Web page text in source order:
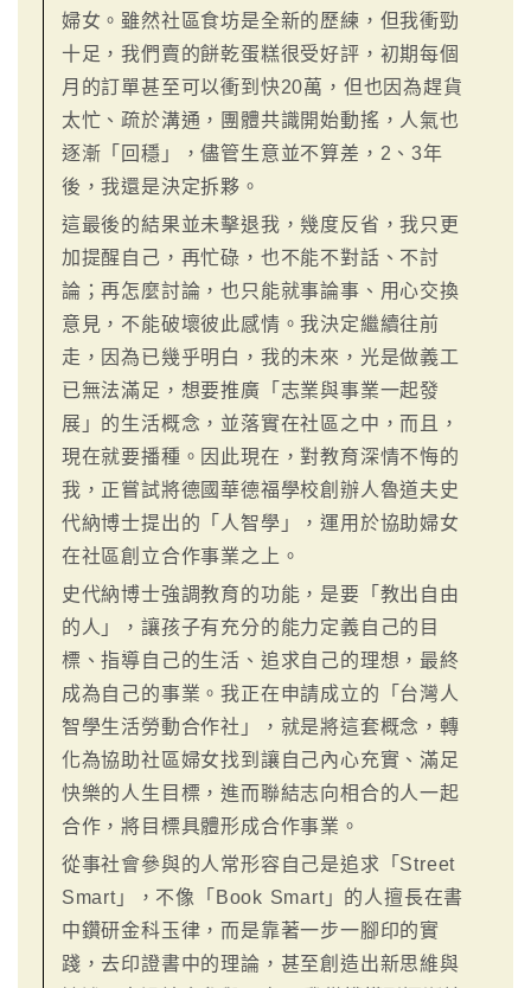
婦女。雖然社區食坊是全新的歷練，但我衝勁
十足，我們賣的餅乾蛋糕很受好評，初期每個
月的訂單甚至可以衝到快20萬，但也因為趕貨
太忙、疏於溝通，團體共識開始動搖，人氣也
逐漸「回穩」，儘管生意並不算差，2、3年
後，我還是決定拆夥。
這最後的結果並未擊退我，幾度反省，我只更
加提醒自己，再忙碌，也不能不對話、不討
論；再怎麼討論，也只能就事論事、用心交換
意見，不能破壞彼此感情。我決定繼續往前
走，因為已幾乎明白，我的未來，光是做義工
已無法滿足，想要推廣「志業與事業一起發
展」的生活概念，並落實在社區之中，而且，
現在就要播種。因此現在，對教育深情不悔的
我，正嘗試將德國華德福學校創辦人魯道夫史
代納博士提出的「人智學」，運用於協助婦女
在社區創立合作事業之上。
史代納博士強調教育的功能，是要「教出自由
的人」，讓孩子有充分的能力定義自己的目
標、指導自己的生活、追求自己的理想，最終
成為自己的事業。我正在申請成立的「台灣人
智學生活勞動合作社」，就是將這套概念，轉
化為協助社區婦女找到讓自己內心充實、滿足
快樂的人生目標，進而聯結志向相合的人一起
合作，將目標具體形成合作事業。
從事社會參與的人常形容自己是追求「Street
Smart」，不像「Book Smart」的人擅長在書
中鑽研金科玉律，而是靠著一步一腳印的實
踐，去印證書中的理論，甚至創造出新思維與